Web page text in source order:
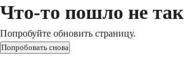
Что-то пошло не так
Попробуйте обновить страницу.
Попробовать снова